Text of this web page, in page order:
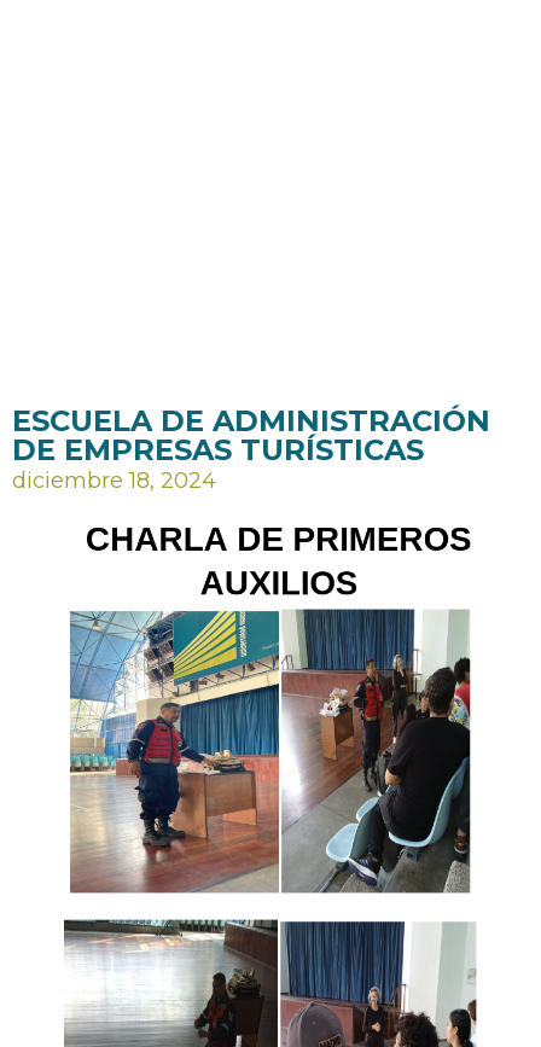
ESCUELA DE ADMINISTRACIÓN
DE EMPRESAS TURÍSTICAS
diciembre 18, 2024